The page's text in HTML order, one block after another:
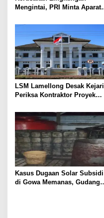
Mengintai, PRI Minta Aparat
Gowa
LSM Lamellong Desak Kejari
Periksa Kontraktor Proyek
Kasus Dugaan Solar Subsidi
di Gowa Memanas, Gudang